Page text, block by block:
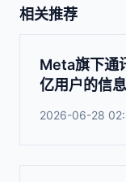
相关推荐
Meta旗下通
亿用户的信
2026-06-28